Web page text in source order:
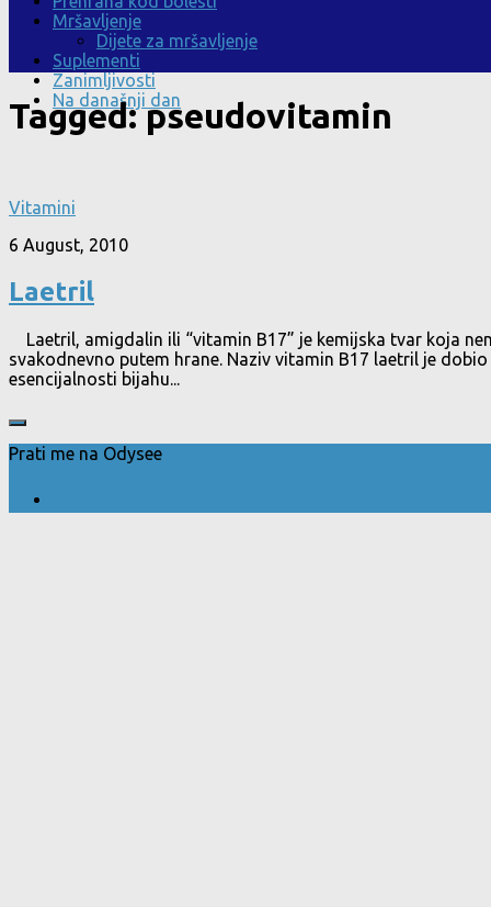
Mršavljenje
Dijete za mršavljenje
Suplementi
Zanimljivosti
Na današnji dan
Tagged:pseudovitamin
Vitamini
6 August, 2010
Laetril
Laetril, amigdalin ili “vitamin B17” je kemijska tvar koja
svakodnevno putem hrane. Naziv vitamin B17 laetril je
esencijalnosti bijahu...
Prati me na Odysee